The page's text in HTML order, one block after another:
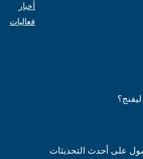
أخبار
فعاليات
على أحدث التحديثات